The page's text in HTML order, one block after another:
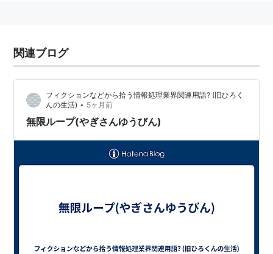
そのエンドレスなやりとりに、人々の間で論争が絶えな
い。
http://ansaikuropedia.org/wiki/%E3%82%84%E3%81
%8E%E3%81%95%E3%82%93%E3%82%86%E3%81%
86%E3%81%B3%E3%82%93%E5%95%8F%E9%A1%8
やぎさんゆうびんの謎
関連ブログ
フィクションなどから拾う情報処理業界関連用語? (旧ひろく
んの生活) • 5ヶ月前
無限ループ(やぎさんゆうびん)